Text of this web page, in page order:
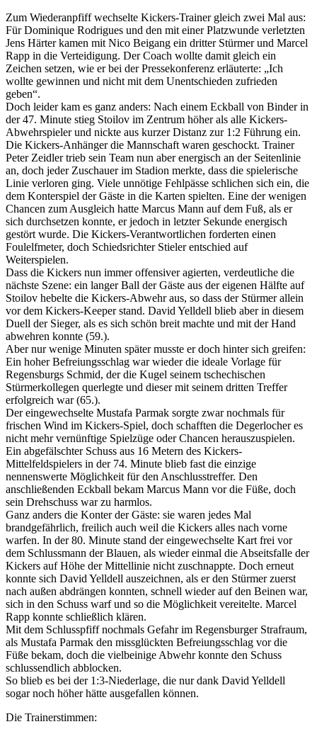
Zum Wiederanpfiff wechselte Kickers-Trainer gleich zwei Mal aus:
Für Dominique Rodrigues und den mit einer Platzwunde verletzten
Jens Härter kamen mit Nico Beigang ein dritter Stürmer und Marcel
Rapp in die Verteidigung. Der Coach wollte damit gleich ein
Zeichen setzen, wie er bei der Pressekonferenz erläuterte: „Ich
wollte gewinnen und nicht mit dem Unentschieden zufrieden
geben“.
Doch leider kam es ganz anders: Nach einem Eckball von Binder in
der 47. Minute stieg Stoilov im Zentrum höher als alle Kickers-
Abwehrspieler und nickte aus kurzer Distanz zur 1:2 Führung ein.
Die Kickers-Anhänger die Mannschaft waren geschockt. Trainer
Peter Zeidler trieb sein Team nun aber energisch an der Seitenlinie
an, doch jeder Zuschauer im Stadion merkte, dass die spielerische
Linie verloren ging. Viele unnötige Fehlpässe schlichen sich ein, die
dem Konterspiel der Gäste in die Karten spielten. Eine der wenigen
Chancen zum Ausgleich hatte Marcus Mann auf dem Fuß, als er
sich durchsetzen konnte, er jedoch in letzter Sekunde energisch
gestört wurde. Die Kickers-Verantwortlichen forderten einen
Foulelfmeter, doch Schiedsrichter Stieler entschied auf
Weiterspielen.
Dass die Kickers nun immer offensiver agierten, verdeutliche die
nächste Szene: ein langer Ball der Gäste aus der eigenen Hälfte auf
Stoilov hebelte die Kickers-Abwehr aus, so dass der Stürmer allein
vor dem Kickers-Keeper stand. David Yelldell blieb aber in diesem
Duell der Sieger, als es sich schön breit machte und mit der Hand
abwehren konnte (59.).
Aber nur wenige Minuten später musste er doch hinter sich greifen:
Ein hoher Befreiungsschlag war wieder die ideale Vorlage für
Regensburgs Schmid, der die Kugel seinem tschechischen
Stürmerkollegen querlegte und dieser mit seinem dritten Treffer
erfolgreich war (65.).
Der eingewechselte Mustafa Parmak sorgte zwar nochmals für
frischen Wind im Kickers-Spiel, doch schafften die Degerlocher es
nicht mehr vernünftige Spielzüge oder Chancen herauszuspielen.
Ein abgefälschter Schuss aus 16 Metern des Kickers-
Mittelfeldspielers in der 74. Minute blieb fast die einzige
nennenswerte Möglichkeit für den Anschlusstreffer. Den
anschließenden Eckball bekam Marcus Mann vor die Füße, doch
sein Drehschuss war zu harmlos.
Ganz anders die Konter der Gäste: sie waren jedes Mal
brandgefährlich, freilich auch weil die Kickers alles nach vorne
warfen. In der 80. Minute stand der eingewechselte Kart frei vor
dem Schlussmann der Blauen, als wieder einmal die Abseitsfalle der
Kickers auf Höhe der Mittellinie nicht zuschnappte. Doch erneut
konnte sich David Yelldell auszeichnen, als er den Stürmer zuerst
nach außen abdrängen konnten, schnell wieder auf den Beinen war,
sich in den Schuss warf und so die Möglichkeit vereitelte. Marcel
Rapp konnte schließlich klären.
Mit dem Schlusspfiff nochmals Gefahr im Regensburger Strafraum,
als Mustafa Parmak den missglückten Befreiungsschlag vor die
Füße bekam, doch die vielbeinige Abwehr konnte den Schuss
schlussendlich abblocken.
So blieb es bei der 1:3-Niederlage, die nur dank David Yelldell
sogar noch höher hätte ausgefallen können.
Die Trainerstimmen: